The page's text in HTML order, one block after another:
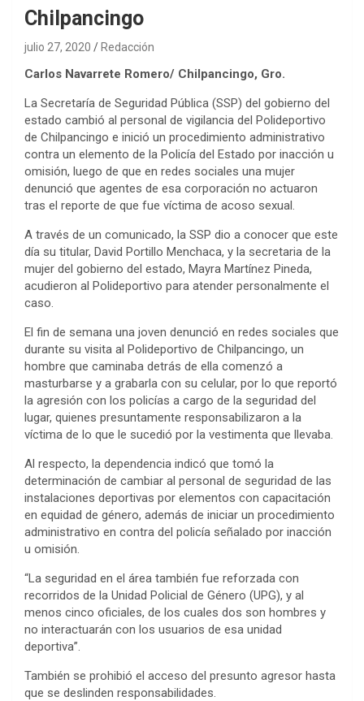
Chilpancingo
julio 27, 2020 Redacción
Carlos Navarrete Romero/ Chilpancingo, Gro.
La Secretaría de Seguridad Pública (SSP) del gobierno del
estado cambió al personal de vigilancia del Polideportivo
de Chilpancingo e inició un procedimiento administrativo
contra un elemento de la Policía del Estado por inacción u
omisión, luego de que en redes sociales una mujer
denunció que agentes de esa corporación no actuaron
tras el reporte de que fue víctima de acoso sexual.
A través de un comunicado, la SSP dio a conocer que este
día su titular, David Portillo Menchaca, y la secretaria de la
mujer del gobierno del estado, Mayra Martínez Pineda,
acudieron al Polideportivo para atender personalmente el
caso.
El fin de semana una joven denunció en redes sociales que
durante su visita al Polideportivo de Chilpancingo, un
hombre que caminaba detrás de ella comenzó a
masturbarse y a grabarla con su celular, por lo que reportó
la agresión con los policías a cargo de la seguridad del
lugar, quienes presuntamente responsabilizaron a la
víctima de lo que le sucedió por la vestimenta que llevaba.
Al respecto, la dependencia indicó que tomó la
determinación de cambiar al personal de seguridad de las
instalaciones deportivas por elementos con capacitación
en equidad de género, además de iniciar un procedimiento
administrativo en contra del policía señalado por inacción
u omisión.
“La seguridad en el área también fue reforzada con
recorridos de la Unidad Policial de Género (UPG), y al
menos cinco oficiales, de los cuales dos son hombres y
no interactuarán con los usuarios de esa unidad
deportiva”.
También se prohibió el acceso del presunto agresor hasta
que se deslinden responsabilidades.